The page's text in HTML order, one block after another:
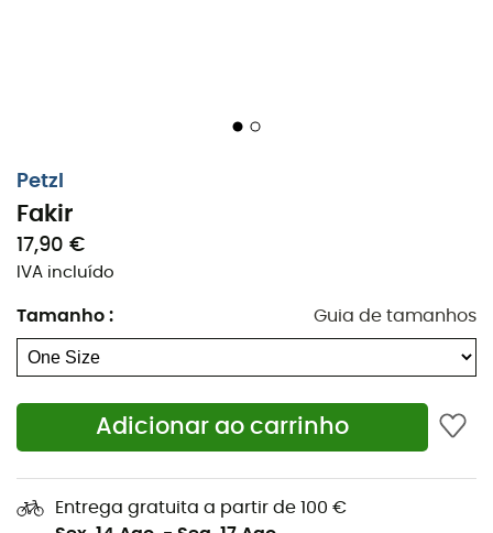
Petzl
Fakir
17,90 €
IVA incluído
Tamanho : Guia de tamanhos
Adicionar ao carrinho
Entrega gratuita a partir de 100 €
Fabricado por Petzl para transportar seus crampons, o
saco Fakir é feito sem PVC.
Possui umfechamento com zípere pode também
conter brocas e lâminas adicionais.